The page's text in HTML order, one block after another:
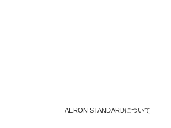
AERON STANDARDについて